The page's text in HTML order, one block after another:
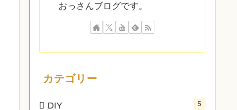
おっさんブログです。
カテゴリー
DIY 5